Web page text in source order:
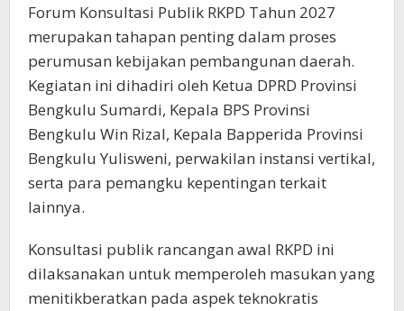
Forum Konsultasi Publik RKPD Tahun 2027
merupakan tahapan penting dalam proses
perumusan kebijakan pembangunan daerah.
Kegiatan ini dihadiri oleh Ketua DPRD Provinsi
Bengkulu Sumardi, Kepala BPS Provinsi
Bengkulu Win Rizal, Kepala Bapperida Provinsi
Bengkulu Yulisweni, perwakilan instansi vertikal,
serta para pemangku kepentingan terkait
lainnya.
Konsultasi publik rancangan awal RKPD ini
dilaksanakan untuk memperoleh masukan yang
menitikberatkan pada aspek teknokratis